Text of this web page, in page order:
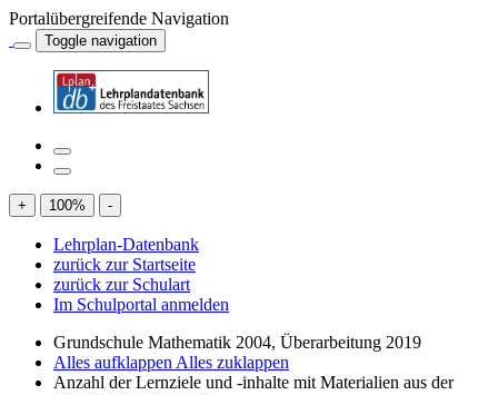
Portalübergreifende Navigation
Toggle navigation
+ 100% -
Lehrplan-Datenbank
zurück zur Startseite
zurück zur Schulart
Im Schulportal anmelden
Grundschule Mathematik 2004, Überarbeitung 2019
Alles aufklappen Alles zuklappen
Anzahl der Lernziele und -inhalte mit Materialien aus der